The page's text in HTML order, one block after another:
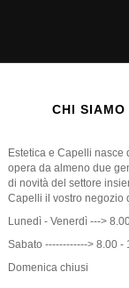
CHI SIAMO
Estetica e Capelli
opera da almeno due
di novità del settore
Capelli il vostro negozio
Lunedì - Venerdì --->
Sabato ------------> 8.00 -
Domenica chiusi